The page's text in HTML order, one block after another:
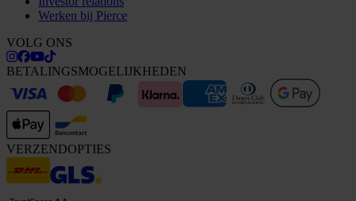
Werken bij Pierce
VOLG ONS
BETALINGSMOGELIJKHEDEN
VERZENDOPTIES